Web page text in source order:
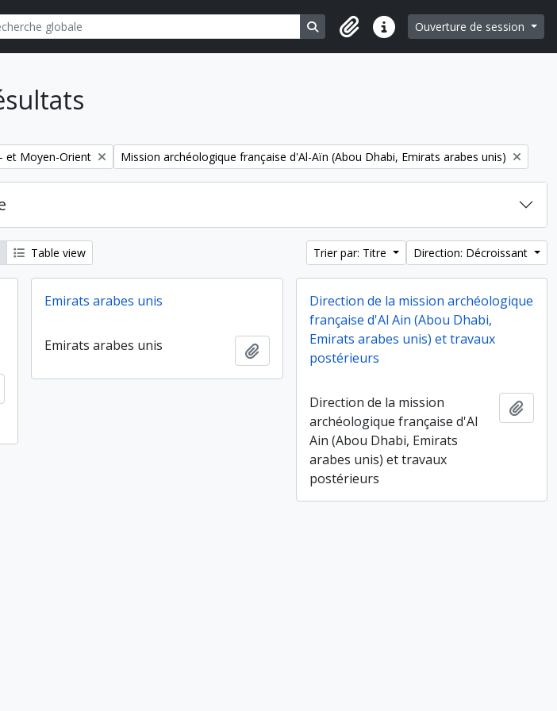
options Search in browse page
Liens rapidesOuverture de session
et Moyen-Orient Remove filter:
Mission archéologique française d'Al-Aïn (Abou Dhabi, Emirats arabes unis)
Table view Trier par: Titre Direction: Décroissant
Emirats arabes unis
Emirats arabes unis Ajouter au presse-papier
Direction de la mission archéologique
française d'Al Ain (Abou Dhabi,
Emirats arabes unis) et travaux
postérieurs
Direction de la mission
archéologique française d'Al
Ain (Abou Dhabi, Emirats
arabes unis) et travaux
postérieurs